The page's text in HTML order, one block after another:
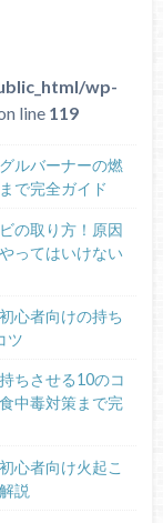
wp-
line 119
ルバーナーの燃
で完全ガイド
の取り方！原因
ってはいけない
心者向けの持ち
ツ
ちさせる10のコ
中毒対策まで完
心者向け火起こ
説